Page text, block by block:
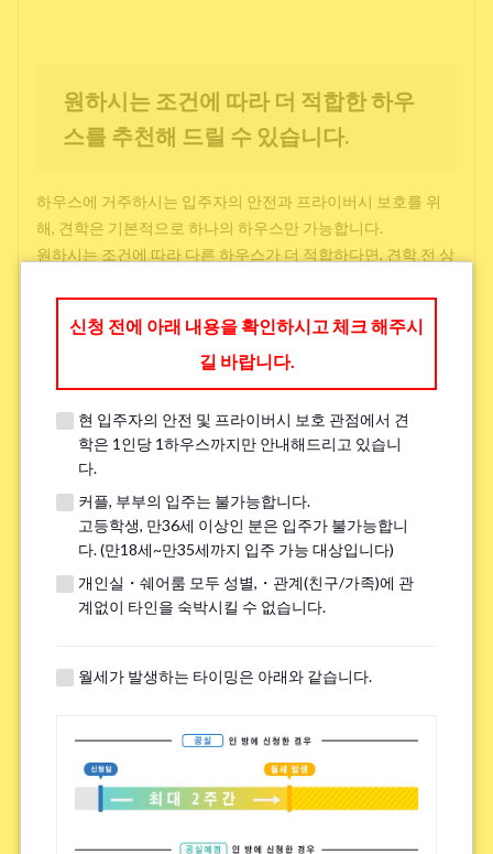
원하시는 조건에 따라 더 적합한 하우
스를 추천해 드릴 수 있습니다.
하우스에 거주하시는 입주자의 안전과 프라이버시 보호를 위
해, 견학은 기본적으로 하나의 하우스만 가능합니다.
원하시는 조건에 따라 다른 하우스가 더 적합하다면, 견학 전 상
학교와 직장과의 접근성
저렴한 임대료
주변 환경
언어 교류
쉐어하우스 내 높은 교류 빈도
그 외
신청 전에 아래 내용을 확인하시고 체크 해주시
길 바랍니다.
현 입주자의 안전 및 프라이버시 보호 관점에서 견
학은 1인당 1하우스까지만 안내해드리고 있습니
다.
커플, 부부의 입주는 불가능합니다.
고등학생, 만36세 이상인 분은 입주가 불가능합니
다. (만18세~만35세까지 입주 가능 대상입니다)
개인실・쉐어룸 모두 성별,・관계(친구/가족)에 관
계없이 타인을 숙박시킬 수 없습니다.
월세가 발생하는 타이밍은 아래와 같습니다.